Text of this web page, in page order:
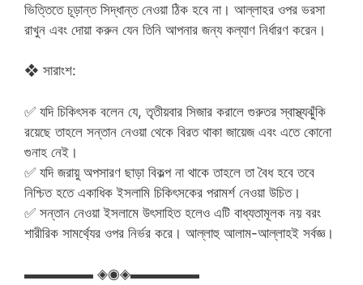
ভিত্তিতে চূড়ান্ত সিদ্ধান্ত নেওয়া ঠিক হবে না। আল্লাহর ওপর ভরসা
রাখুন এবং দোয়া করুন যেন তিনি আপনার জন্য কল্যাণ নির্ধারণ করেন।
❖ সারাংশ:
✅ যদি চিকিৎসক বলেন যে, তৃতীয়বার সিজার করালে গুরুতর স্বাস্থ্যঝুঁকি
রয়েছে তাহলে সন্তান নেওয়া থেকে বিরত থাকা জায়েজ এবং এতে কোনো
গুনাহ নেই।
✅ যদি জরায়ু অপসারণ ছাড়া বিকল্প না থাকে তাহলে তা বৈধ হবে তবে
নিশ্চিত হতে একাধিক ইসলামি চিকিৎসকের পরামর্শ নেওয়া উচিত।
✅ সন্তান নেওয়া ইসলামে উৎসাহিত হলেও এটি বাধ্যতামূলক নয় বরং
শারীরিক সামর্থ্যের ওপর নির্ভর করে। আল্লাহু আলাম-আল্লাহই সর্বজ্ঞ।
▬▬▬▬▬ ◈◉◈▬▬▬▬▬